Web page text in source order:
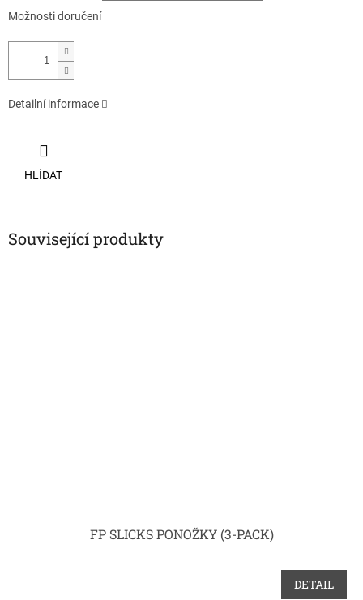
Možnosti doručení
Detailní informace
HLÍDAT
Související produkty
FP SLICKS PONOŽKY (3-PACK)
DETAIL